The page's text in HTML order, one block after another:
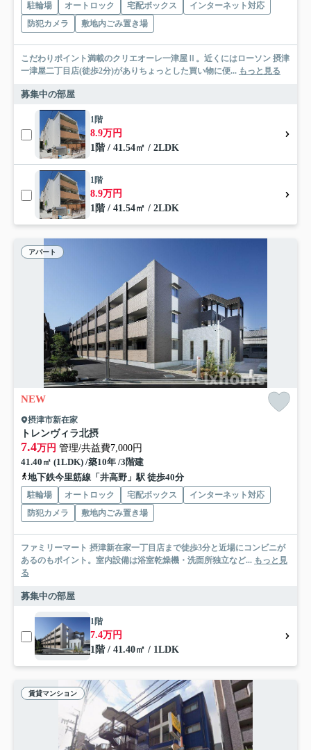
駐輪場 オートロック 宅配ボックス
インターネット対応
防犯カメラ
敷地内ごみ置き場
こだわりポイント満載のクリエオーレ一津屋Ⅱ。近くにはローソン 摂津
一津屋二丁目店(徒歩2分)がありちょっとした買い物に便... もっと見る
募集中の部屋
1階
8.9万円
1階 / 41.54㎡ / 2LDK
1階
8.9万円
1階 / 41.54㎡ / 2LDK
アパート
NEW
摂津市新在家
トレンヴィラ北摂
7.4万円 管理/共益費7,000円
41.40㎡ (1LDK) /築10年 /3階建
地下鉄今里筋線「井高野」駅 徒歩40分
駐輪場 オートロック 宅配ボックス
インターネット対応
防犯カメラ
敷地内ごみ置き場
ファミリーマート 摂津新在家一丁目店まで徒歩3分と近場にコンビニが
あるのもポイント。室内設備は浴室乾燥機・洗面所独立など... もっと見
る
募集中の部屋
1階
7.4万円
1階 / 41.40㎡ / 1LDK
賃貸マンション